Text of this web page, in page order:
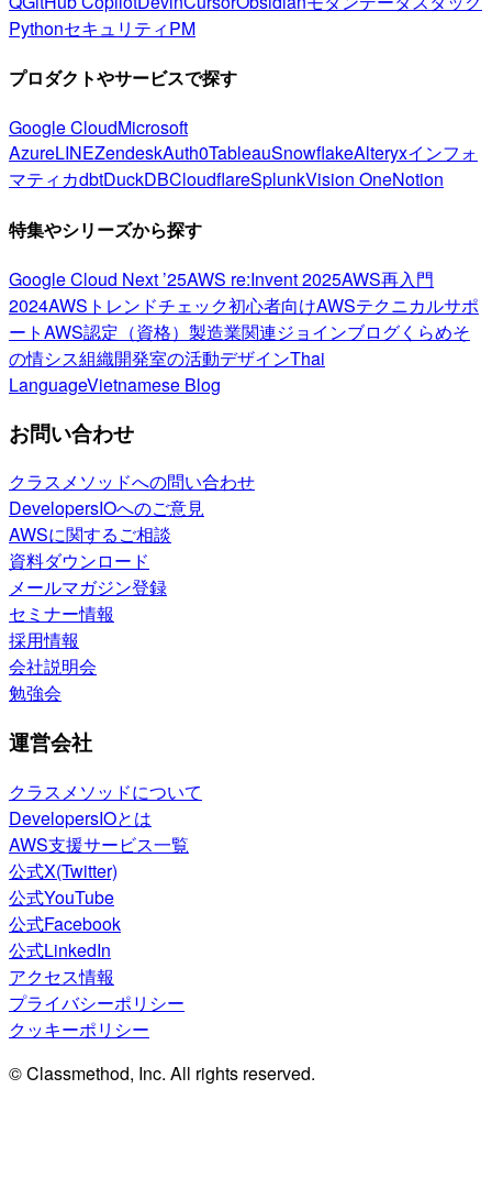
PythonセキュリティPM
プロダクトやサービスで探す
Google CloudMicrosoft
AzureLINEZendeskAuth0TableauSnowflakeAlteryxインフォ
マティカdbtDuckDBCloudflareSplunkVision OneNotion
特集やシリーズから探す
Google Cloud Next ’25AWS re:Invent 2025AWS再入門
2024AWSトレンドチェック初心者向けAWSテクニカルサポ
ートAWS認定（資格） 製造業関連ジョインブログくらめそ
の情シス組織開発室の活動デザインThai
LanguageVietnamese Blog
お問い合わせ
クラスメソッドへの問い合わせ
DevelopersIOへのご意見
AWSに関するご相談
資料ダウンロード
メールマガジン登録
セミナー情報
採用情報
会社説明会
勉強会
運営会社
クラスメソッドについて
DevelopersIOとは
AWS支援サービス一覧
公式X(Twitter)
公式YouTube
公式Facebook
公式LinkedIn
アクセス情報
プライバシーポリシー
クッキーポリシー
© Classmethod, Inc. All rights reserved.